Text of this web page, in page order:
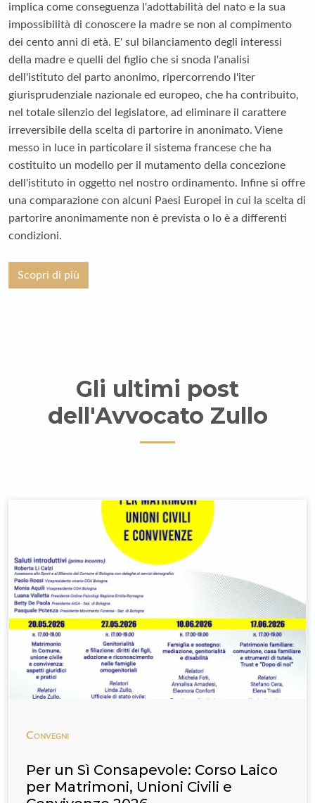
implica come conseguenza l'adottabilità del nato e la sua
impossibilità di conoscere la madre se non al compimento
dei cento anni di età. E' sul bilanciamento degli interessi
della madre e quelli del figlio che si snoda l'analisi
dell'istituto del parto anonimo, ripercorrendo l'iter
giurisprudenziale nazionale ed europeo, che ha contribuito,
nel totale silenzio del legislatore, ad eliminare il carattere
irreversibile della scelta di partorire in anonimato. Viene
messo in luce in particolare il sistema francese che ha
costituito un modello per il mutamento della concezione
dell'istituto in oggetto nel nostro ordinamento. Infine si offre
una comparazione con alcuni Paesi Europei in cui la scelta di
partorire anonimamente non è prevista o lo è a differenti
condizioni.
Scopri di più
Gli ultimi post
dell'Avvocato Zullo
Convegni
Per un Sì Consapevole: Corso Laico
per Matrimoni, Unioni Civili e